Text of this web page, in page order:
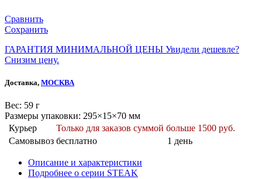
Сравнить
Сохранить
ГАРАНТИЯ МИНИМАЛЬНОЙ ЦЕНЫ Увидели дешевле?
Снизим цену.
Доставка, МОСКВА
Веc: 59 г
Размеры упаковки: 295×15×70 мм
Курьер
Только для заказов суммой больше 1500 руб.
Самовывоз бесплатно 1 день
Описание и характеристики
Подробнее о серии STEAK